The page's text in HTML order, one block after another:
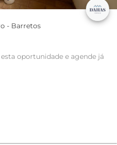
Salão Comercial em Centro - Barretos
oportunidade e agende já